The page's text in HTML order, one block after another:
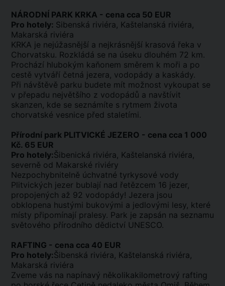
NÁRODNÍ PARK KRKA - cena cca 50 EUR
Pro hotely: Sibenská riviéra, Kaštelanská riviéra,
Makarská riviéra
KRKA je nejúžasnější a nejkrásnější krasová řeka v
Chorvatsku. Rozkládá se na úseku dlouhém 72 km.
Prochází hlubokým kaňonem směrem k moři a po
cestě vytváří četná jezera, vodopády a kaskády.
Při návštěvě parku budete mít možnost vykoupat se
v přepadu největšího z vodopádů a navštívit
skanzen, kde se seznámíte s rytmem života
chorvatské vesnice před staletími.
Přírodní park PLITVICKÉ JEZERO - cena cca 1 000
Kč. 65 EUR
Pro hotely:Šibenická riviéra, Kaštelanská riviéra,
severně od Makarské riviéry
Nezpochybnitelně úchvatné tyrkysové vody
Plitvických jezer bublají nad řetězcem 16 jezer,
propojených až 92 vodopády! Jezera jsou
obklopena hustými bukovými a jedlovými lesy, které
místy připomínají pralesy. Park je zapsán na seznamu
světového přírodního dědictví UNESCO.
RAFTING - cena cca 40 EUR
Pro hotely:Šibenská riviéra, Kaštelanská riviéra,
Makarská riviéra
Zveme vás na napínavý několikakilometrový rafting